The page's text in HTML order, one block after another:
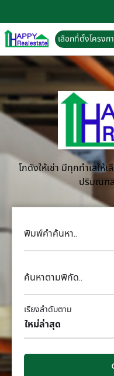
เลือกที่ตั้งโครงก
โกดังให้เช่า มีทุกทำเลให้
ปริมณฑ
พิมพ์คำค้นหา..
ค้นหาตามพิกัด..
ใหม่ล่าสุด
เรียงลำดับตาม